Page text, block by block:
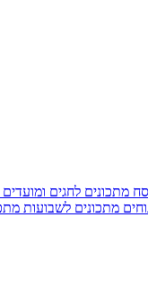
מתכונים לחגים ומועדים
מתכונים לשבועות